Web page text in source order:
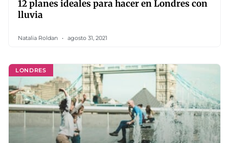
12 planes ideales para hacer en Londres con
lluvia
Natalia Roldan agosto 31, 2021
LONDRES